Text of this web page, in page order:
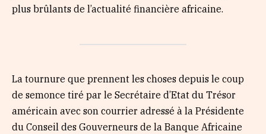
plus brûlants de l’actualité financière africaine.
La tournure que prennent les choses depuis le coup
de semonce tiré par le Secrétaire d’Etat du Trésor
américain avec son courrier adressé à la Présidente
du Conseil des Gouverneurs de la Banque Africaine